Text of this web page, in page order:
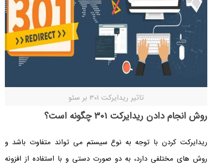
تاثیر ریدایرکت 301 بر سئو
روش انجام دادن ریدایرکت 301 چگونه است؟
ریدایرکت کردن با توجه به نوع سیستم می تواند متفاوت باشد و
روش های مختلفی دارد، به دو صورت دستی و با استفاده از افزونه